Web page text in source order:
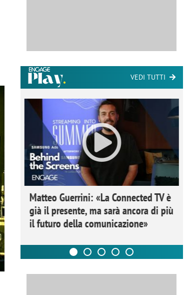
VEDI TUTTI
Matteo Guerrini: «La Connected TV è
già il presente, ma sarà ancora di più
il futuro della comunicazione»